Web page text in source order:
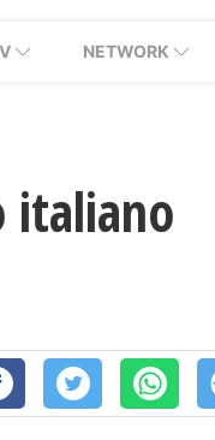
NETWORK
italiano